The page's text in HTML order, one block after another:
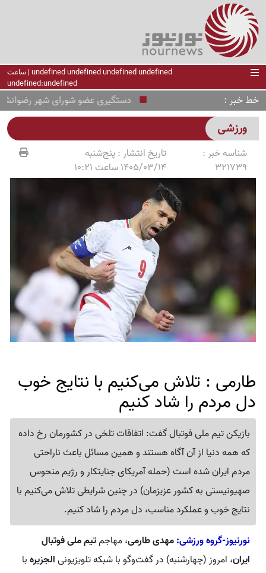
undefined undefined undefined undefined | ساعت
undefined:undefined
خط خبر دستگیری عضو شورای شهر رضوانشهر
ورزشی
شناسه خبر :
321739
تاریخ انتشار :پنج‌شنبه
1405/03/14 ساعت 10:21
طارمی : تلاش می‌کنیم با نتایج خوب
دل مردم را شاد کنیم
بازیکن تیم ملی فوتبال گفت: اتفاقات تلخی در کشورمان رخ داده
که همه دنیا از آن آگاه هستند و همین مسائل باعث ناراحتی
مردم ایران شده است (حمله آمریکای جنایتکار و رژیم منحوس
صهیونیستی به کشور عزیزمان) در چنین شرایطی تلاش می‌کنیم با
نتایج خوب و عملکرد مناسب، دل مردم را شاد کنیم.
نورنیوز-گروه ورزشی:مهدی طارمی، مهاجمتیم ملی فوتبال
ایران، امروز (چهارشنبه) در گفت‌وگو با شبکه تلویزیونیالجزیرهبا